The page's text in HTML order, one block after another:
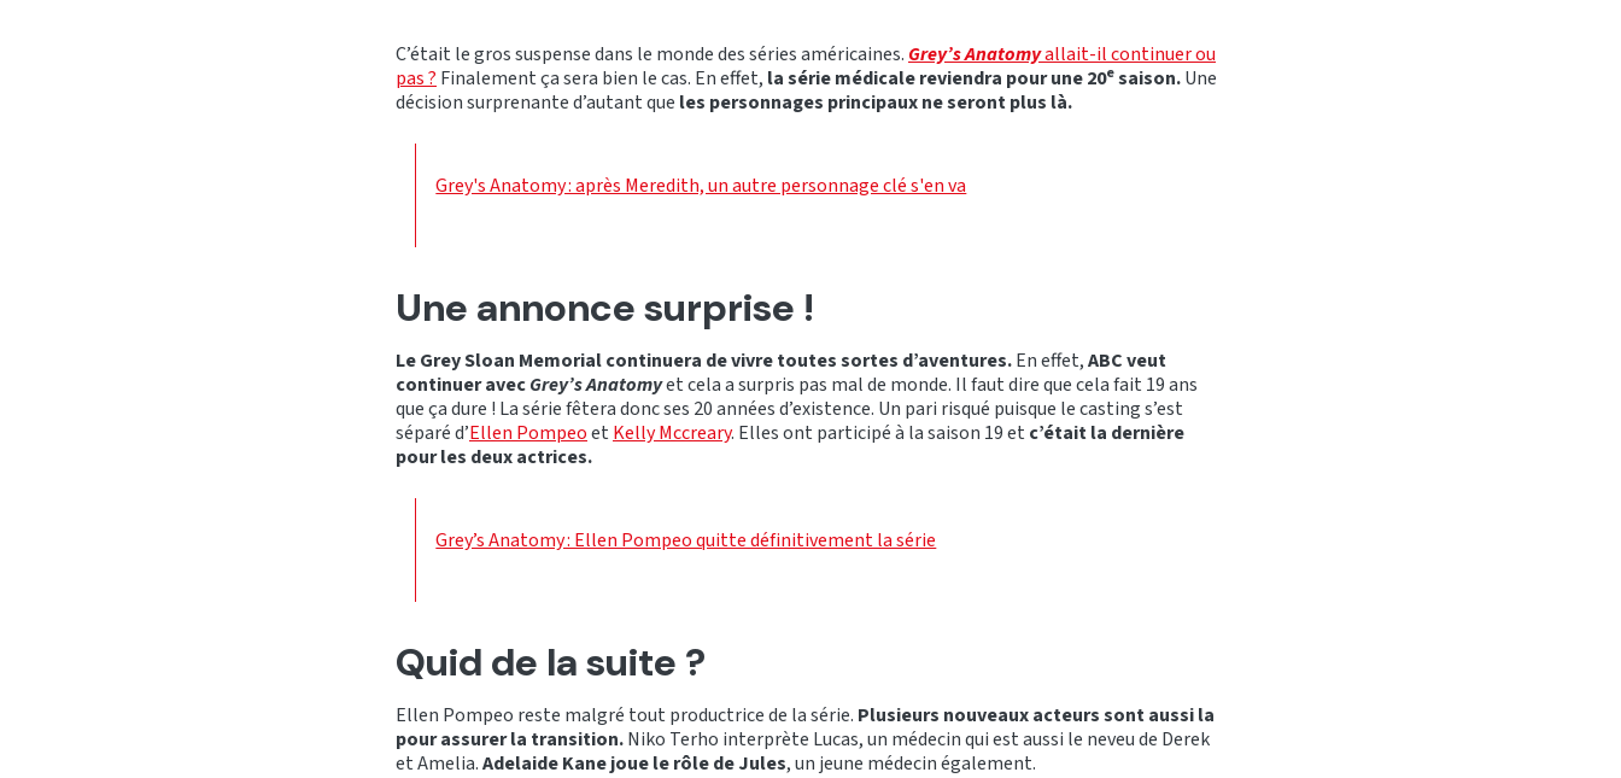
C’était le gros suspense dans le monde des séries américaines. Grey’s Anatomyallait-il continuer ou
pas ? Finalement ça sera bien le cas. En effet, la série médicale reviendra pour une 20esaison.Une
décision surprenante d’autant que les personnages principaux ne seront plus là.
Grey's Anatomy : après Meredith, un autre personnage clé s'en va
Une annonce surprise !
Le Grey Sloan Memorial continuera de vivre toutes sortes d’aventures.En effet,ABC veut
continuer avecGrey’s Anatomyet cela a surpris pas mal de monde. Il faut dire que cela fait 19 ans
que ça dure ! La série fêtera donc ses 20 années d’existence. Un pari risqué puisque le casting s’est
séparé d’Ellen Pompeoet Kelly Mccreary. Elles ont participé à la saison 19 et c’était la dernière
pour les deux actrices.
Grey’s Anatomy : Ellen Pompeo quitte définitivement la série
Quid de la suite ?
Ellen Pompeo reste malgré tout productrice de la série. Plusieurs nouveaux acteurs sont aussi la
pour assurer la transition.Niko Terho interprète Lucas, un médecin qui est aussi le neveu de Derek
et Amelia.Adelaide Kane joue le rôle de Jules, un jeune médecin également.